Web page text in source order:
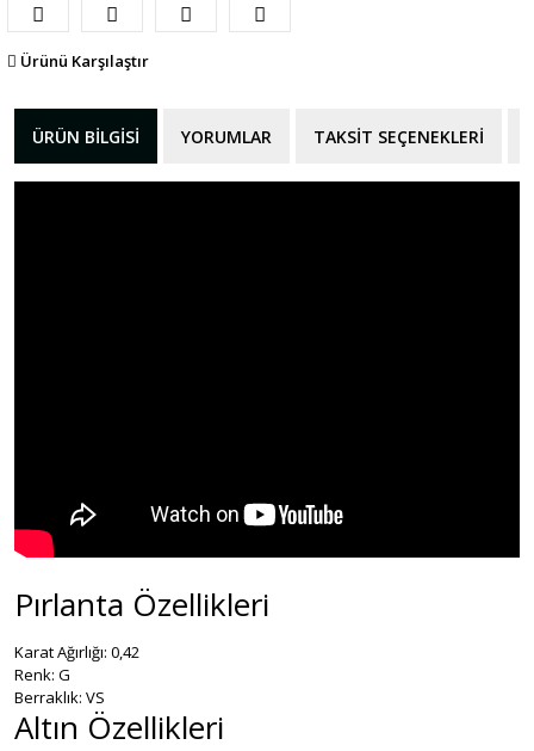
Ürünü Karşılaştır
ÜRÜN BILGISI YORUMLAR TAKSIT SEÇENEKLERI
Pırlanta Özellikleri
Karat Ağırlığı: 0,42
Renk: G
Berraklık: VS
Altın Özellikleri